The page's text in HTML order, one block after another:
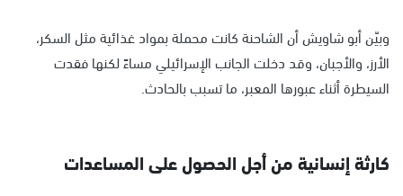
وبيّن أبو شاويش أن الشاحنة كانت محملة بمواد غذائية مثل السكر،
الأرز، والأجبان، وقد دخلت الجانب الإسرائيلي مساءً لكنها فقدت
السيطرة أثناء عبورها المعبر، ما تسبب بالحادث.
كارثة إنسانية من أجل الحصول على المساعدات